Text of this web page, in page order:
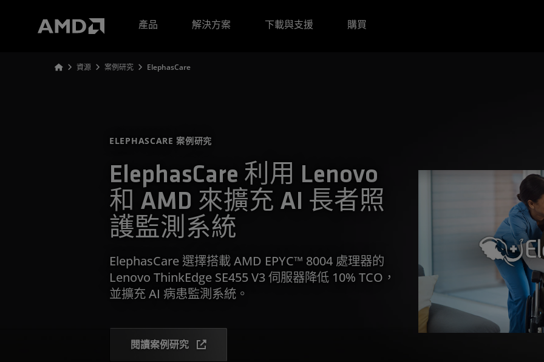
產品
解決方案 下載與支援 購買
資源 案例研究 ElephasCare
ELEPHASCARE 案例研究
ElephasCare 利用 Lenovo
和 AMD 來擴充 AI 長者照
護監測系統
ElephasCare 選擇搭載 AMD EPYC™ 8004 處理器的
Lenovo ThinkEdge SE455 V3 伺服器降低 10% TCO，
並擴充 AI 病患監測系統。
閱讀案例研究